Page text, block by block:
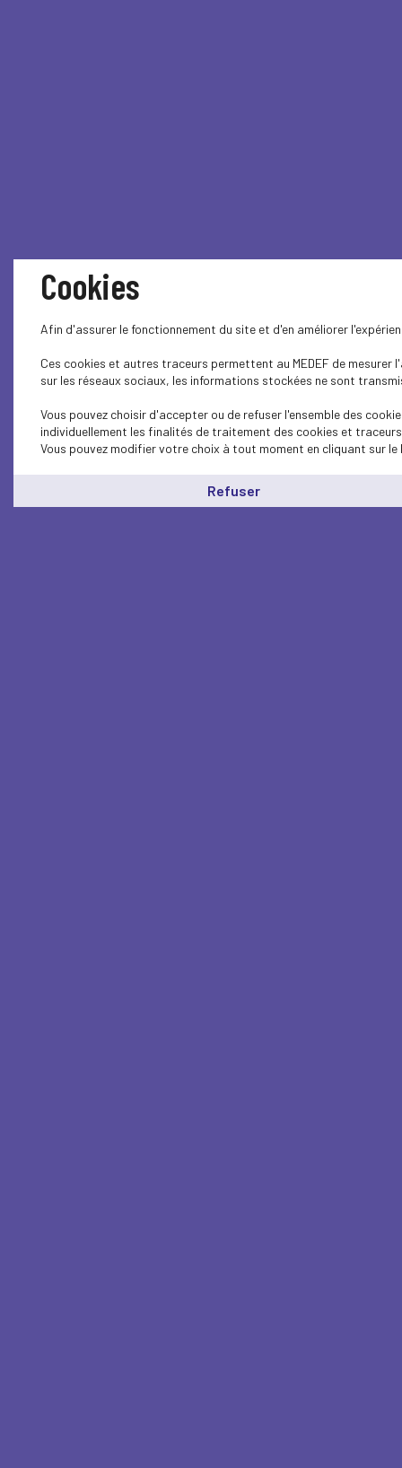
Cookies
Afin d'assurer le fonctionnement du site et d'en améliorer
Ces cookies et autres traceurs permettent au MEDEF de
sur les réseaux sociaux, les informations stockées ne sont
Vous pouvez choisir d'accepter ou de refuser l'ensemble des
individuellement les finalités de traitement des cookies et
Vous pouvez modifier votre choix à tout moment en cliquant sur le
Refuser